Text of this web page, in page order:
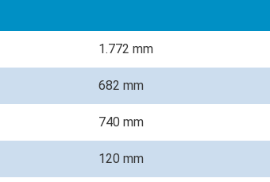
1.772 mm
682 mm
740 mm
120 mm